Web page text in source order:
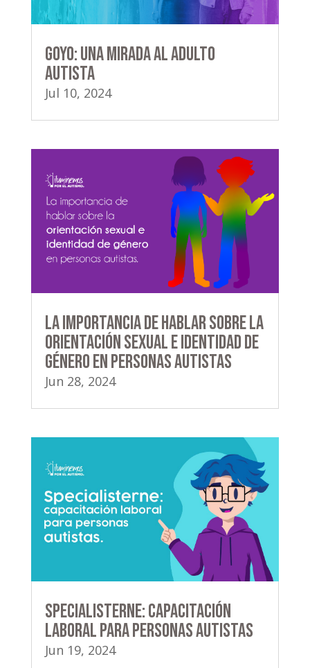
Goyo: Una mirada al adulto
autista
Jul 10, 2024
La importancia de hablar sobre la
orientación sexual e identidad de
género en personas autistas
Jun 28, 2024
Specialisterne: capacitación
laboral para personas autistas
Jun 19, 2024